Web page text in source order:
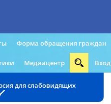
Форма обращения граждан
Медиацентр Вход
для слабовидящих